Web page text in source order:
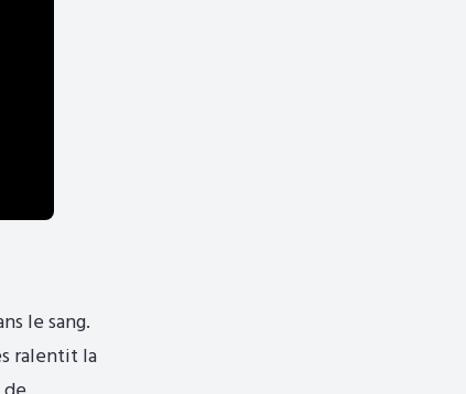
le sang.
ralentit la